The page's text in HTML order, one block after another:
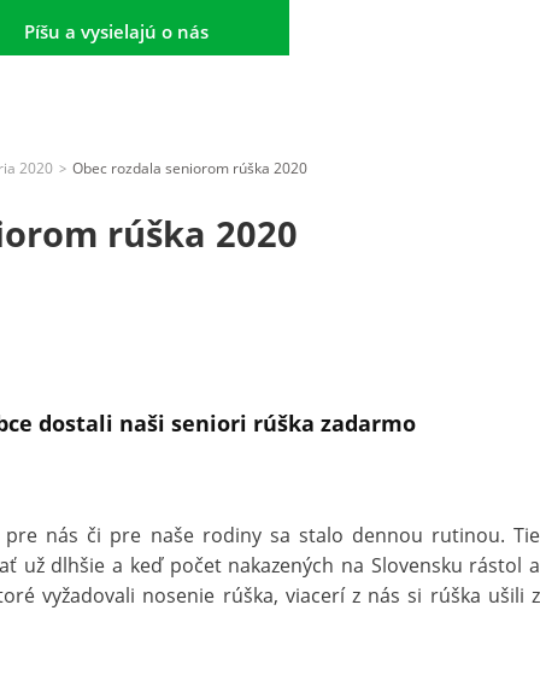
Píšu a vysielajú o nás
2020 > Obec rozdala seniorom rúška 2020
rúška 2020
dostali naši seniori rúška zadarmo
pre nás či pre naše rodiny sa stalo dennou rutinou. Tie
už dlhšie a keď počet nakazených na Slovensku rástol a
vyžadovali nosenie rúška, viacerí z nás si rúška ušili z